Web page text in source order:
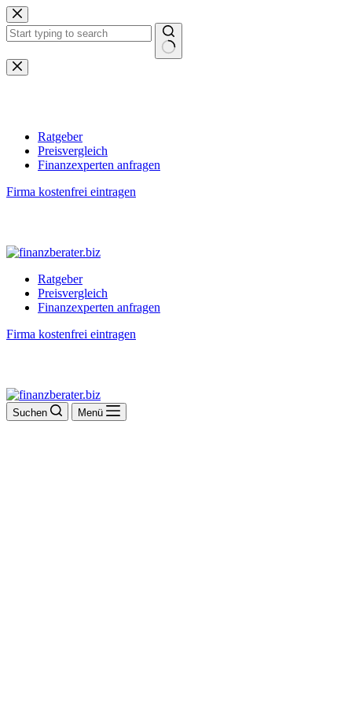
Zum
Inhalt
springen
Keine
Ergebnisse
Ratgeber
Preisvergleich
Finanzexperten anfragen
Firma kostenfrei eintragen
Ratgeber
Preisvergleich
Finanzexperten anfragen
Firma kostenfrei eintragen
Suchen Menü